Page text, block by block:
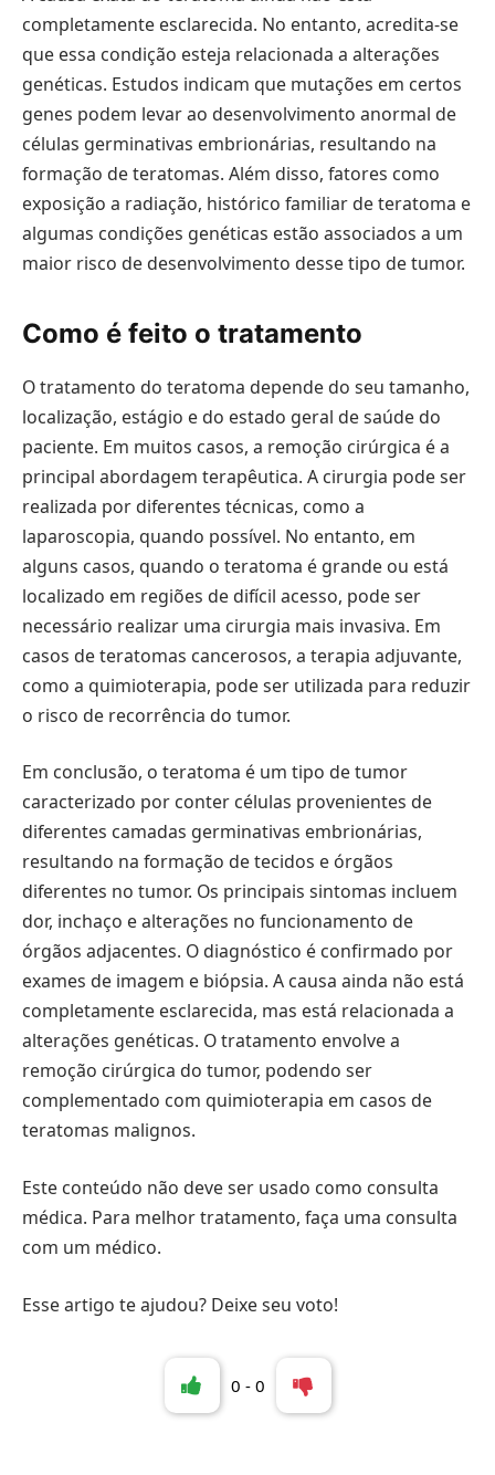
completamente esclarecida. No entanto, acredita-se
que essa condição esteja relacionada a alterações
genéticas. Estudos indicam que mutações em certos
genes podem levar ao desenvolvimento anormal de
células germinativas embrionárias, resultando na
formação de teratomas. Além disso, fatores como
exposição a radiação, histórico familiar de teratoma e
algumas condições genéticas estão associados a um
maior risco de desenvolvimento desse tipo de tumor.
Como é feito o tratamento
O tratamento do teratoma depende do seu tamanho,
localização, estágio e do estado geral de saúde do
paciente. Em muitos casos, a remoção cirúrgica é a
principal abordagem terapêutica. A cirurgia pode ser
realizada por diferentes técnicas, como a
laparoscopia, quando possível. No entanto, em
alguns casos, quando o teratoma é grande ou está
localizado em regiões de difícil acesso, pode ser
necessário realizar uma cirurgia mais invasiva. Em
casos de teratomas cancerosos, a terapia adjuvante,
como a quimioterapia, pode ser utilizada para reduzir
o risco de recorrência do tumor.
Em conclusão, o teratoma é um tipo de tumor
caracterizado por conter células provenientes de
diferentes camadas germinativas embrionárias,
resultando na formação de tecidos e órgãos
diferentes no tumor. Os principais sintomas incluem
dor, inchaço e alterações no funcionamento de
órgãos adjacentes. O diagnóstico é confirmado por
exames de imagem e biópsia. A causa ainda não está
completamente esclarecida, mas está relacionada a
alterações genéticas. O tratamento envolve a
remoção cirúrgica do tumor, podendo ser
complementado com quimioterapia em casos de
teratomas malignos.
Este conteúdo não deve ser usado como consulta
médica. Para melhor tratamento, faça uma consulta
com um médico.
Esse artigo te ajudou? Deixe seu voto!
0 - 0